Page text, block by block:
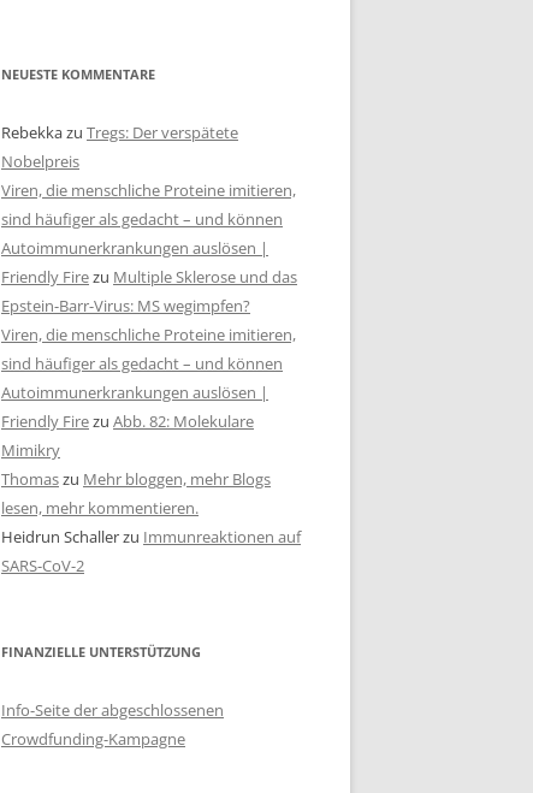
NEUESTE KOMMENTARE
Rebekkazu Tregs: Der verspätete
Nobelpreis
Viren, die menschliche Proteine imitieren,
sind häufiger als gedacht – und können
Autoimmunerkrankungen auslösen |
Friendly Firezu Multiple Sklerose und das
Epstein-Barr-Virus: MS wegimpfen?
Viren, die menschliche Proteine imitieren,
sind häufiger als gedacht – und können
Autoimmunerkrankungen auslösen |
Friendly Firezu Abb. 82: Molekulare
Mimikry
Thomaszu Mehr bloggen, mehr Blogs
lesen, mehr kommentieren.
Heidrun Schallerzu Immunreaktionen auf
SARS-CoV-2
FINANZIELLE UNTERSTÜTZUNG
Info-Seite der abgeschlossenen
Crowdfunding-Kampagne